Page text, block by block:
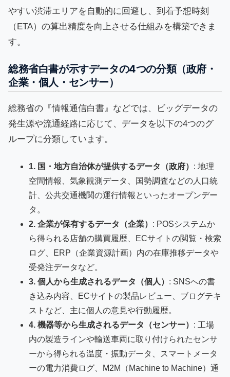
やすい渋滞エリアを自動的に回避し、到着予想時刻
（ETA）の算出精度を向上させる仕組みを構築できま
す。
総務省白書が示すデータの4つの分類（政府・
企業・個人・センサー）
総務省の『情報通信白書』などでは、ビッグデータの
発生源や流通経路に応じて、データを以下の4つのグ
ループに分類しています。
1. 国・地方自治体が提供するデータ（政府） : 地理
空間情報、気象観測データ、国勢調査などの人口統
計、公共交通機関の運行情報といったオープンデー
タ。
2. 企業が保有するデータ（企業） : POSシステムか
ら得られる店舗の購買履歴、ECサイトの閲覧・検索
ログ、ERP（企業資源計画）内の在庫推移データや
受発注データなど。
3. 個人から生成されるデータ（個人） : SNSへの書
き込み内容、ECサイトの製品レビュー、ブログテキ
ストなど、主に個人の意見や行動履歴。
4. 機器等から生成されるデータ（センサー） : 工場
内の製造ラインや輸送車両に取り付けられたセンサ
ーから得られる温度・振動データ、スマートメータ
ーの電力消費ログ、M2M（Machine to Machine）通